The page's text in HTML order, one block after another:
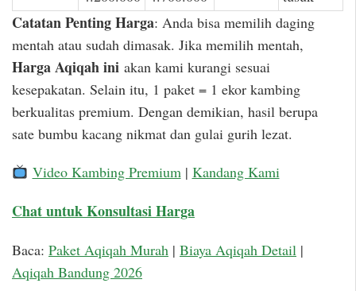
Catatan Penting Harga: Anda bisa memilih daging
mentah atau sudah dimasak. Jika memilih mentah,
Harga Aqiqah ini akan kami kurangi sesuai
kesepakatan. Selain itu, 1 paket = 1 ekor kambing
berkualitas premium. Dengan demikian, hasil berupa
sate bumbu kacang nikmat dan gulai gurih lezat.
Video Kambing Premium| Kandang Kami
Chat untuk Konsultasi Harga
Baca: Paket Aqiqah Murah | Biaya Aqiqah Detail |
Aqiqah Bandung 2026